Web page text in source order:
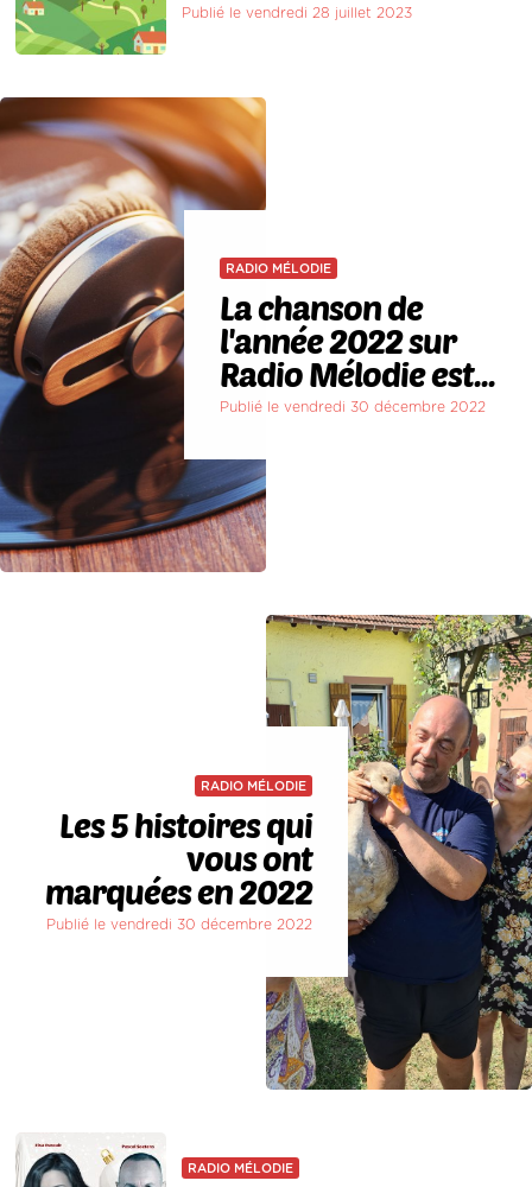
Publié le vendredi 28 juillet 2023
RADIO MÉLODIE
La chanson de
l'année 2022 sur
Radio Mélodie est...
Publié le vendredi 30 décembre 2022
RADIO MÉLODIE
Les 5 histoires qui
vous ont
marquées en 2022
Publié le vendredi 30 décembre 2022
RADIO MÉLODIE